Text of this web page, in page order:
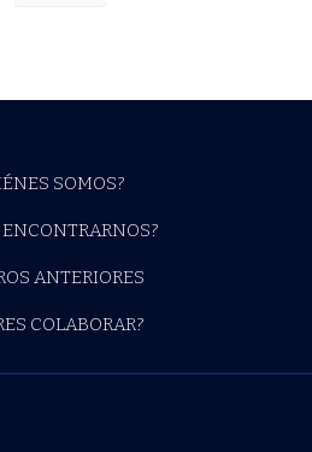
SOMOS?
ANTERIORES
COLABORAR?